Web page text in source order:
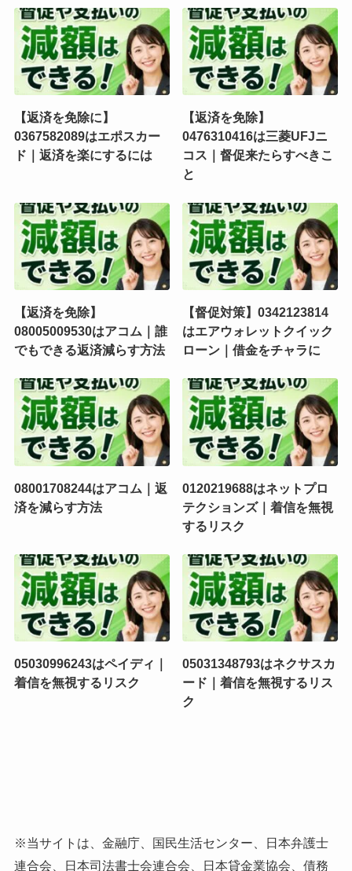
【返済を免除に】
0367582089はエポスカー
ド｜返済を楽にするには
【返済を免除】
0476310416は三菱UFJニ
コス｜督促来たらすべきこ
と
【返済を免除】
08005009530はアコム｜誰
でもできる返済減らす方法
【督促対策】0342123814
はエアウォレットクイック
ローン｜借金をチャラに
08001708244はアコム｜返
済を減らす方法
0120219688はネットプロ
テクションズ｜着信を無視
するリスク
05030996243はペイディ｜
着信を無視するリスク
05031348793はネクサスカ
ード｜着信を無視するリス
ク
※当サイトは、 金融庁、 国民生活センター
日本弁護士
連合会
日本司法書士会連合会 日本貸金業協会 債務